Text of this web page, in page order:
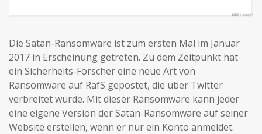
Die Satan-Ransomware ist zum ersten Mal im Januar
2017 in Erscheinung getreten. Zu dem Zeitpunkt hat
ein Sicherheits-Forscher eine neue Art von
Ransomware auf RafS gepostet, die über Twitter
verbreitet wurde. Mit dieser Ransomware kann jeder
eine eigene Version der Satan-Ransomware auf seiner
Website erstellen, wenn er nur ein Konto anmeldet.